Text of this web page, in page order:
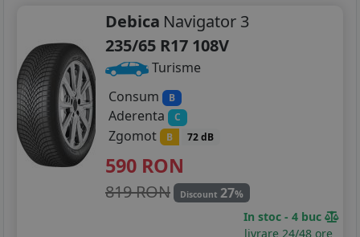
Debica Navigator 3
235/65 R17 108V
Turisme
Consum
B
Aderenta C
Zgomot B 72 dB
590 RON
819 RON Discount 27%
In stoc - 4 buc
livrare 24/48 ore